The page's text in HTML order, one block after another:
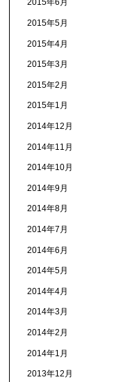
2015年6月
2015年5月
2015年4月
2015年3月
2015年2月
2015年1月
2014年12月
2014年11月
2014年10月
2014年9月
2014年8月
2014年7月
2014年6月
2014年5月
2014年4月
2014年3月
2014年2月
2014年1月
2013年12月